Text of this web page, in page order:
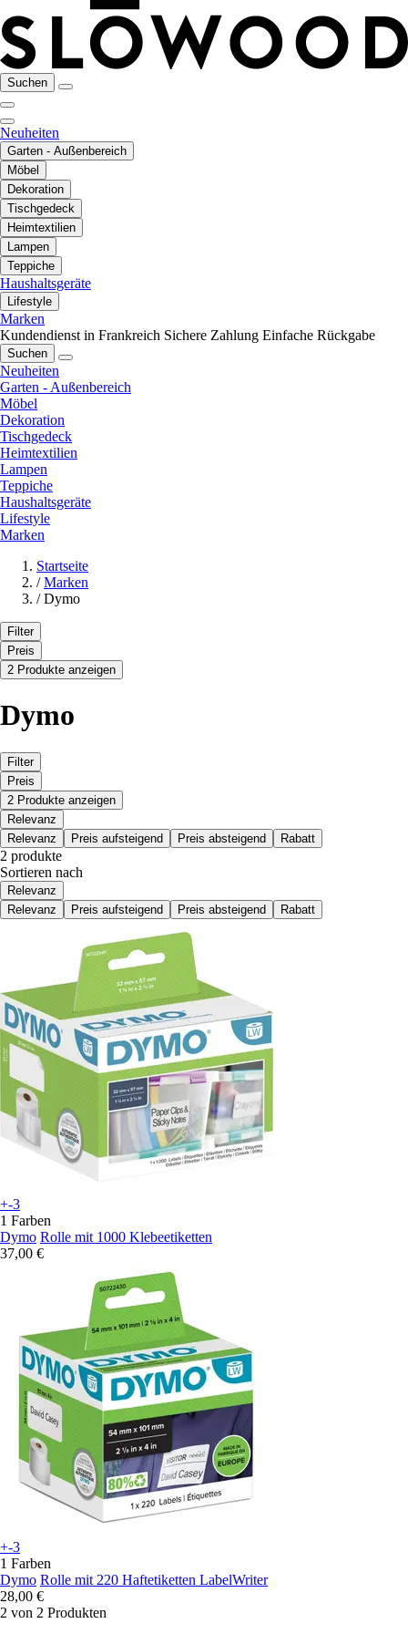
Suchen
Neuheiten
Garten - Außenbereich
Möbel
Dekoration
Tischgedeck
Heimtextilien
Lampen
Teppiche
Haushaltsgeräte
Lifestyle
Marken
Kundendienst in Frankreich Sichere Zahlung Einfache Rückgabe
Suchen
Neuheiten
Garten - Außenbereich
Möbel
Dekoration
Tischgedeck
Heimtextilien
Lampen
Teppiche
Haushaltsgeräte
Lifestyle
Marken
Startseite
/ Marken
/ Dymo
Filter
Preis
2 Produkte anzeigen
Dymo
Filter
Preis
2 Produkte anzeigen
Relevanz
Relevanz
Preis aufsteigend Preis absteigend Rabatt
2 produkte
Sortieren nach
Relevanz
Relevanz
Preis aufsteigend Preis absteigend Rabatt
+-3
1 Farben
Dymo Rolle mit 1000 Klebeetiketten
37,00 €
+-3
1 Farben
Dymo Rolle mit 220 Haftetiketten LabelWriter
28,00 €
2 von 2 Produkten